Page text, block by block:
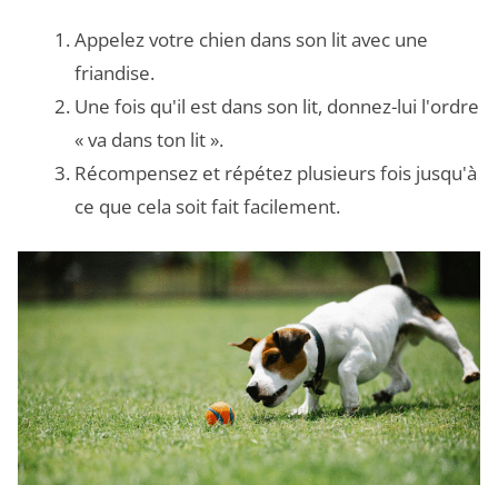
Appelez votre chien dans son lit avec une
friandise.
Une fois qu'il est dans son lit, donnez-lui l'ordre
« va dans ton lit ».
Récompensez et répétez plusieurs fois jusqu'à
ce que cela soit fait facilement.